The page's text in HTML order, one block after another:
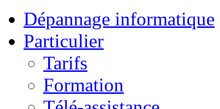
Dépannage informatique
Particulier
Tarifs
Formation